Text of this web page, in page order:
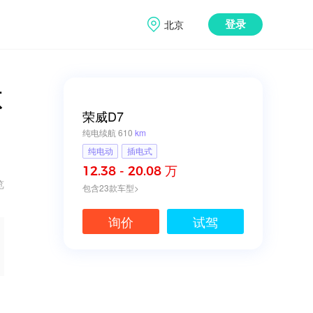
北京 登录
荣威D7
纯电续航 610 km
纯电动
插电式
12.38 - 20.08 万
包含23款车型>
询价 试驾